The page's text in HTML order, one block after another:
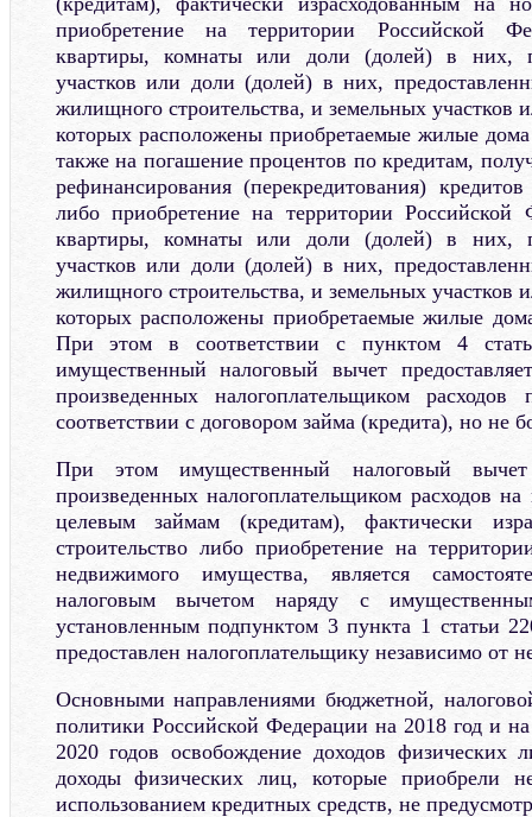
приобретение на территории Российской
квартиры, комнаты или доли (долей) в них,
участков или доли (долей) в них,
жилищного строительства, и земельных участков
которых расположены приобретаемые жилые
также на погашение процентов по кредитам,
рефинансирования (перекредитования)
либо приобретение на территории
квартиры, комнаты или доли (долей) в них,
участков или доли (долей) в них,
жилищного строительства, и земельных участков
которых расположены приобретаемые жилые
При этом в соответствии с пунктом 4
имущественный налоговый вычет
произведенных налогоплательщиком
соответствии с договором займа (кредита), но не
При этом имущественный налоговый
произведенных налогоплательщиком расходов
целевым займам (кредитам), фактически
строительство либо приобретение на
недвижимого имущества, является
налоговым вычетом наряду с
установленным подпунктом 3 пункта 1 статьи
предоставлен налогоплательщику независимо от
Основными направлениями бюджетной,
политики Российской Федерации на 2018 год и
2020 годов освобождение доходов физических
доходы физических лиц, которые приобрели
использованием кредитных средств, не